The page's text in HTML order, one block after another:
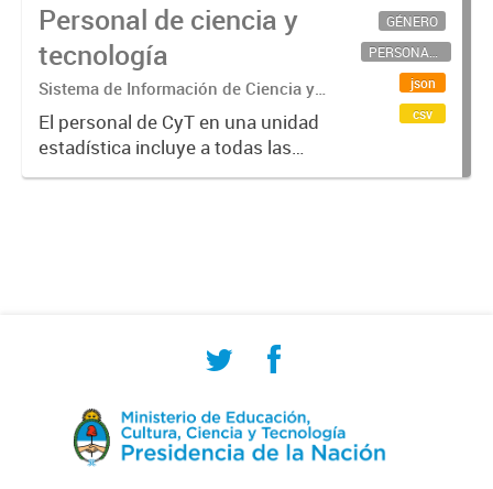
Personal de ciencia y
tecnología
Sistema de Información de Ciencia y
Tecnología Argentino (SICYTAR)
El personal de CyT en una unidad
estadística incluye a todas las
personas involucradas
GÉNERO
PERSONAL CIENTÍFICO-TECNOLÓGICO
json
csv